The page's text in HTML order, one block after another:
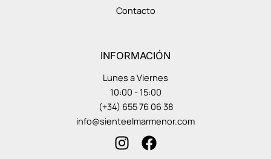
Contacto
INFORMACIÓN
Lunes a Viernes
10:00 - 15:00
(+34) 655 76 06 38
info@sienteelmarmenor.com